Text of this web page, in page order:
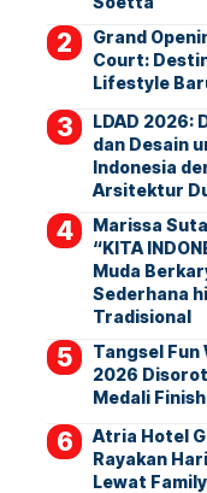
Grand
Court:
Lifestyle
LDAD 2026:
dan Desain
Indonesia
Arsitektur
Marissa
“KITA
Muda
Sederhana
Tradisional
Tangsel Fun
2026
Medali
Atria Hotel
Rayakan
Lewat